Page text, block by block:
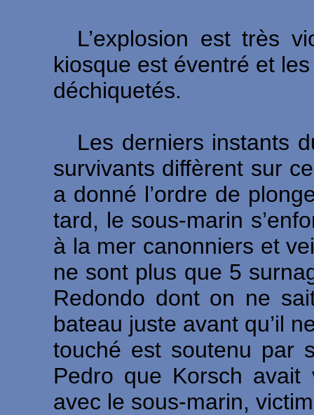
L’explosion est très
kiosque est éventré et
déchiquetés.
Les derniers instants
survivants diffèrent sur
a donné l’ordre de
tard, le sous-marin
à la mer canonniers et
ne sont plus que 5
Redondo dont on ne
bateau juste avant qu’il
touché est soutenu par
Pedro que Korsch
avec le sous-marin,